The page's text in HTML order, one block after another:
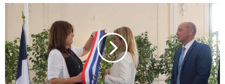
F
ê
t
e
d
i
c
i
p
a